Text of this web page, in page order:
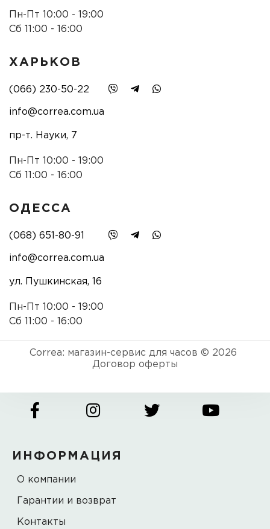
Пн-Пт 10:00 - 19:00
Сб 11:00 - 16:00
ХАРЬКОВ
(066) 230-50-22
info@correa.com.ua
пр-т. Науки, 7
Пн-Пт 10:00 - 19:00
Сб 11:00 - 16:00
ОДЕССА
(068) 651-80-91
info@correa.com.ua
ул. Пушкинская, 16
Пн-Пт 10:00 - 19:00
Сб 11:00 - 16:00
Correa: магазин-сервис для часов © 2026
Договор оферты
ИНФОРМАЦИЯ
О компании
Гарантии и возврат
Контакты